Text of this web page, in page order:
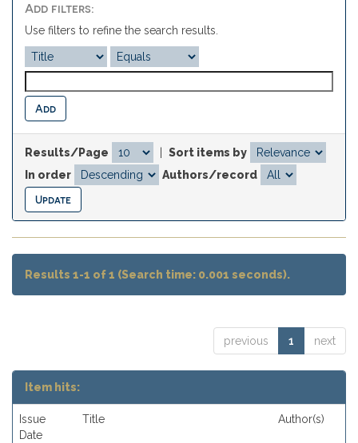
Add filters:
Use filters to refine the search results.
Results/Page
Sort items by
In order
Authors/record
Results 1-1 of 1 (Search time: 0.001 seconds).
previous 1 next
Item hits:
Issue
Date
Title Author(s)